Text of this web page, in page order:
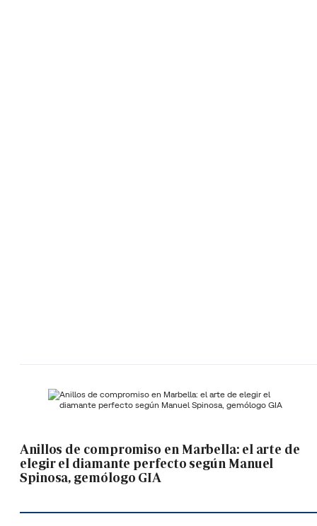
Anillos de compromiso en Marbella: el arte de
elegir el diamante perfecto según Manuel
Spinosa, gemólogo GIA